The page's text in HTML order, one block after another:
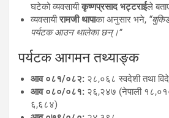
घटेको व्यवसायीकृष्णप्रसाद भट्टराईले
व्यवसायीरामजी थापाका अनुसार भने,
पर्यटक आउन थालेका छन्।”
पर्यटक आगमन तथ्याङ्क
आव ०८१/०८२: २८,०६८ स्वदेशी तथा
आव ०८०/०८१: २६,२४७ (नेपाली
६,६८४)